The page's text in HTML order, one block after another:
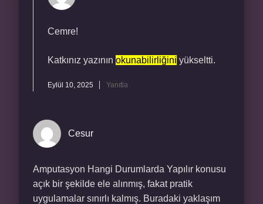
Cemre!
Katkınız yazının okunabilirliğini yükseltti.
Eylül 10, 2025 Yanıtla
Cesur
Amputasyon Hangi Durumlarda Yapılır konusu
açık bir şekilde ele alınmış, fakat pratik
uygulamalar sınırlı kalmış. Buradaki yaklaşım